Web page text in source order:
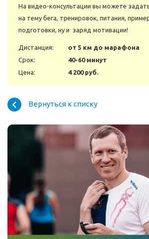
На видео-консультации вы можете
на тему бега, тренировок, питания,
подготовки, ну и заряд мотивации!
Дистанция:
от 5 км до марафона
Срок:
40-60 минут
Цена:
4 200 руб.
Вернуться к списку